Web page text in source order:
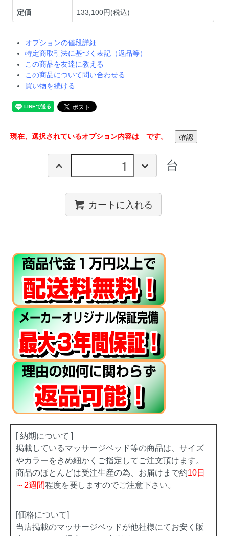
定価 133,100円(税込)
オプションの値段詳細
特定商取引法に基づく表記（返品等）
この商品を友達に教える
この商品について問い合わせる
買い物を続ける
現在、選択されているオプション内容は です。
台
カートに入れる
[ 納期について ]
掲載しているマッサージベッド等の商品は、サイズ
やカラーをきめ細かくご指定してご注文頂けます。
商品のほとんどは受注生産の為、お届けまで約10日
～2週間程度を要しますのでご注意下さい。
[価格について]
当店掲載のマッサージベッドが他社様にてお安く販